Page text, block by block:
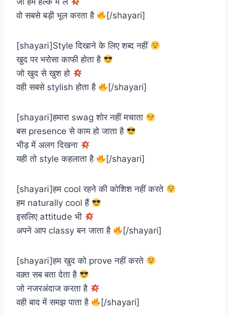
वो सबसे बड़ी भूल करता है
[/shayari]
[shayari]Style दिखाने के लिए शब्द नहीं
खुद पर भरोसा काफी होता है
जो खुद से खुश हो
वही सबसे stylish होता है
[/shayari]
[shayari]हमारा swag शोर नहीं मचाता
बस presence से काम हो जाता है
भीड़ में अलग दिखना
यही तो style कहलाता है
[/shayari]
[shayari]हम cool रहने की कोशिश नहीं करते
हम naturally cool हैं
इसलिए attitude भी
अपने आप classy बन जाता है
[/shayari]
[shayari]हम खुद को prove नहीं करते
वक़्त सब बता देता है
जो नजरअंदाज करता है
वही बाद में समझ पाता है
[/shayari]